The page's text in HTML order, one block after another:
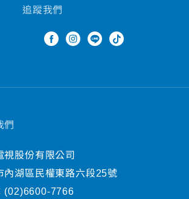
追蹤我們
們
視股份有限公司
內湖區民權東路六段25號
(02)6600-7766